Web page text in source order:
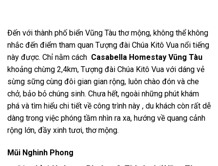
Đến với thành phố biển Vũng Tàu thơ mộng, không thể không
nhắc đến điểm tham quan Tượng đài Chúa Kitô Vua nổi tiếng
này được. Chỉ nằm cách Casabella Homestay Vũng Tàu
khoảng chừng 2,4km, Tượng đài Chúa Kitô Vua với dáng vẻ
sừng sững cùng đôi gian gian rộng, luôn chào đón và che
chở, bảo bỏ chúng sinh. Chưa hết, ngoài những phút khám
phá và tìm hiểu chi tiết về công trình này , du khách còn rất dễ
dàng trong việc phóng tầm nhìn ra xa, hướng về quang cảnh
rộng lớn, đầy xinh tươi, thơ mộng.
Mũi Nghinh Phong